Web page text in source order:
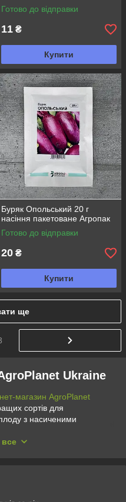
Готово до відправки
11 ₴
Купити
Буряк Опольський 20 г
насіння пакетоване Агропак
Готово до відправки
20 ₴
Купити
ще
Ukraine
магазин AgroPlanet
сортів для
з насиченими
аграріїв та садоводів-
традиційних
все